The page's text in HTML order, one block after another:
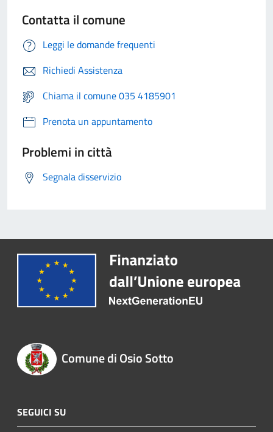
Contatta il comune
Leggi le domande frequenti
Richiedi Assistenza
Chiama il comune 035 4185901
Prenota un appuntamento
Problemi in città
Segnala disservizio
Comune di Osio Sotto
SEGUICI SU